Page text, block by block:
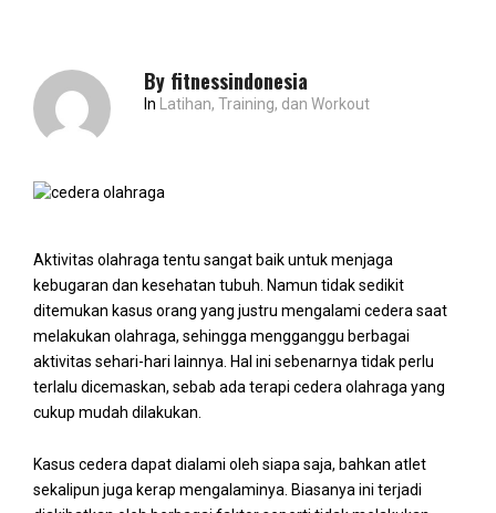
By fitnessindonesia
In Latihan, Training, dan Workout
Aktivitas olahraga tentu sangat baik untuk menjaga
kebugaran dan kesehatan tubuh. Namun tidak sedikit
ditemukan kasus orang yang justru mengalami cedera saat
melakukan olahraga, sehingga mengganggu berbagai
aktivitas sehari-hari lainnya. Hal ini sebenarnya tidak perlu
terlalu dicemaskan, sebab ada terapi cedera olahraga yang
cukup mudah dilakukan.
Kasus cedera dapat dialami oleh siapa saja, bahkan atlet
sekalipun juga kerap mengalaminya. Biasanya ini terjadi